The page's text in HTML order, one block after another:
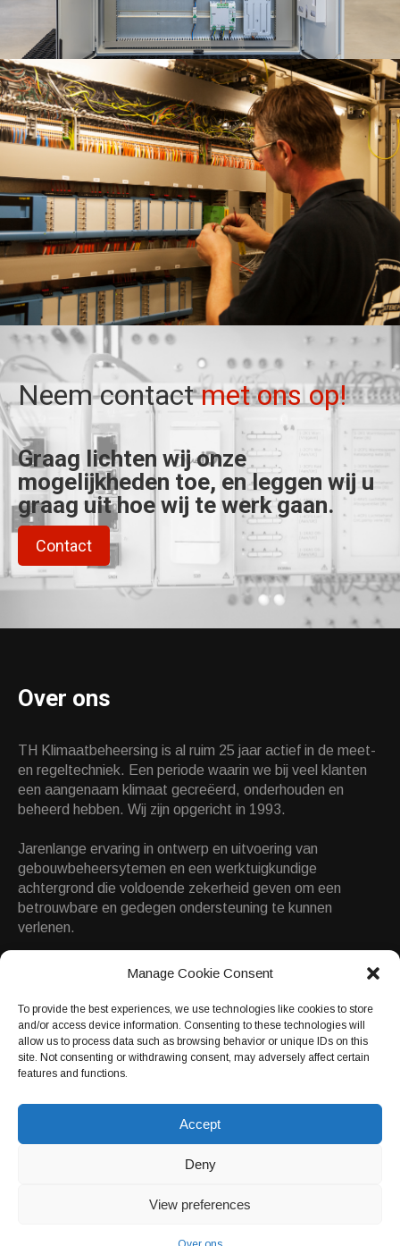
Manage Cookie Consent
To provide the best experiences, we use technologies like cookies to store
and/or access device information. Consenting to these technologies will
allow us to process data such as browsing behavior or unique IDs on this
site. Not consenting or withdrawing consent, may adversely affect certain
features and functions.
Accept
Deny
View preferences
Neem contactmet ons op!
Graag lichten wij onze
mogelijkheden toe, en leggen wij u
graag uit hoe wij te werk gaan.
Contact
Over ons
TH Klimaatbeheersing is al ruim 25 jaar actief in de meet-
en regeltechniek. Een periode waarin we bij veel klanten
een aangenaam klimaat gecreëerd, onderhouden en
beheerd hebben. Wij zijn opgericht in 1993.
Jarenlange ervaring in ontwerp en uitvoering van
gebouwbeheersytemen en een werktuigkundige
achtergrond die voldoende zekerheid geven om een
betrouwbare en gedegen ondersteuning te kunnen
verlenen.
Informatie
Arkerpoort 18
3861 PS Nijkerk
info@thklimaat.nl